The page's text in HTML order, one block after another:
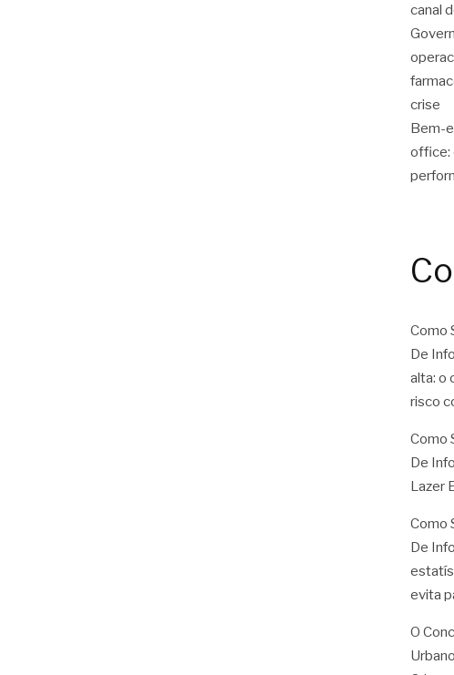
canal
crise
Bem-
office:
Como
De
alta: o
risco
Como
De
Lazer
Como
De
evita
O
Urbano